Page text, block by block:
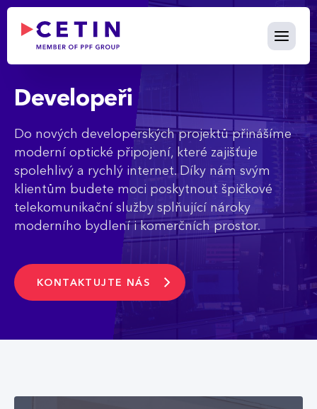
Skip to Main Content
Developers - cetin.cz
Developeři
Do nových developerských projektů přinášíme
moderní optické připojení, které zajišťuje
spolehlivý a rychlý internet. Díky nám svým
klientům budete moci poskytnout špičkové
telekomunikační služby splňující nároky
moderního bydlení i komerčních prostor.
KONTAKTUJTE NÁS
Rezidenční projekty